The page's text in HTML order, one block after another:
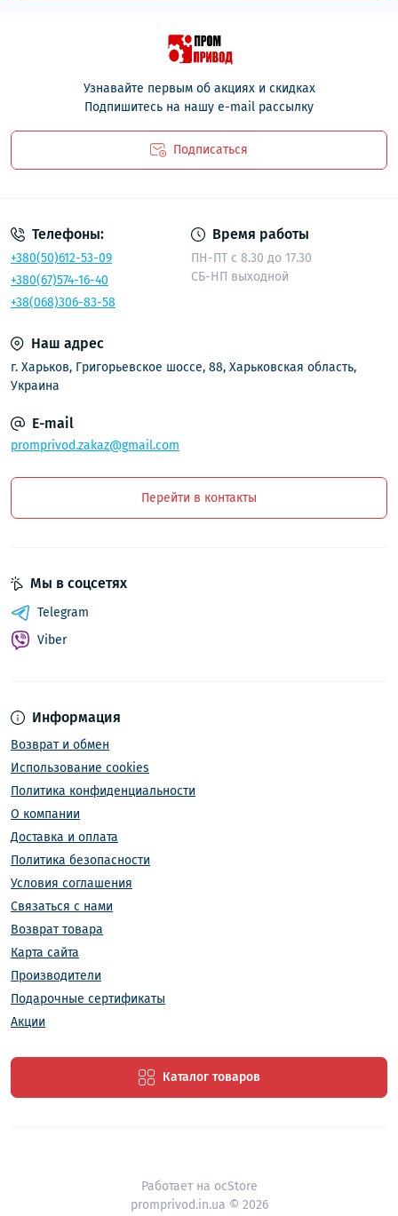
Узнавайте первым об акциях и скидках
Подпишитесь на нашу e-mail рассылку
Подписаться
Телефоны:
+380(50)612-53-09
+380(67)574-16-40
+38(068)306-83-58
Время работы
ПН-ПТ с 8.30 до 17.30
СБ-НП выходной
Наш адрес
г. Харьков, Григорьевское шоссе, 88, Харьковская область,
Украина
E-mail
promprivod.zakaz@gmail.com
Перейти в контакты
Информация
Возврат и обмен
Использование cookies
Политика конфиденциальности
О компании
Доставка и оплата
Политика безопасности
Условия соглашения
Связаться с нами
Возврат товара
Карта сайта
Производители
Подарочные сертификаты
Акции
Каталог товаров
Мы в соцсетях
Telegram
Viber
Работает на ocStore
promprivod.in.ua © 2026